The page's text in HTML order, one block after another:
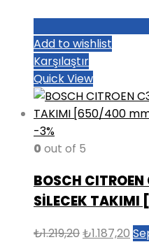
Add to wishlist
Karşılaştır
Quick View
-3%
0 out of 5
BOSCH
SİLECEK
₺1.219,20Orijinal
₺1.187,20 Şu